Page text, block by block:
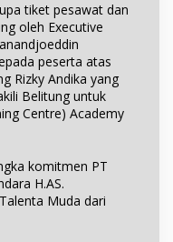
tiket pesawat dan
oleh Executive
peserta atas
Rizky Andika yang
Belitung untuk
Centre) Academy
komitmen PT
H.AS.
Muda dari